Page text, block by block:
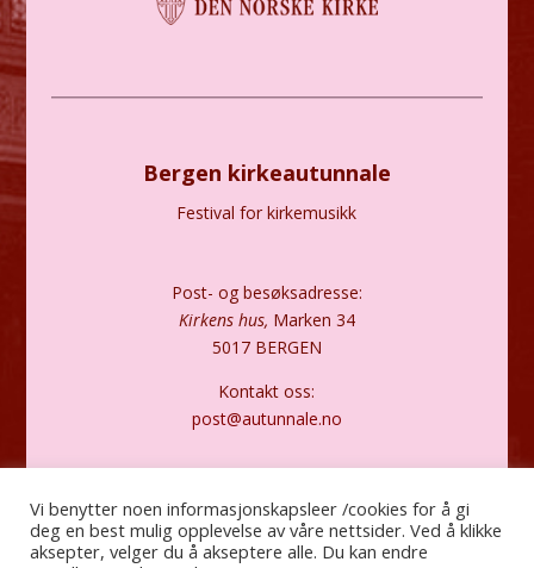
Bergen kirkeautunnale
Festival for kirkemusikk
Post- og besøksadresse:
Kirkens hus, Marken 34
5017 BERGEN
Kontakt oss:
post@autunnale.no
Vi benytter noen informasjonskapsleer /cookies for å gi
deg en best mulig opplevelse av våre nettsider. Ved å klikke
aksepter, velger du å akseptere alle. Du kan endre